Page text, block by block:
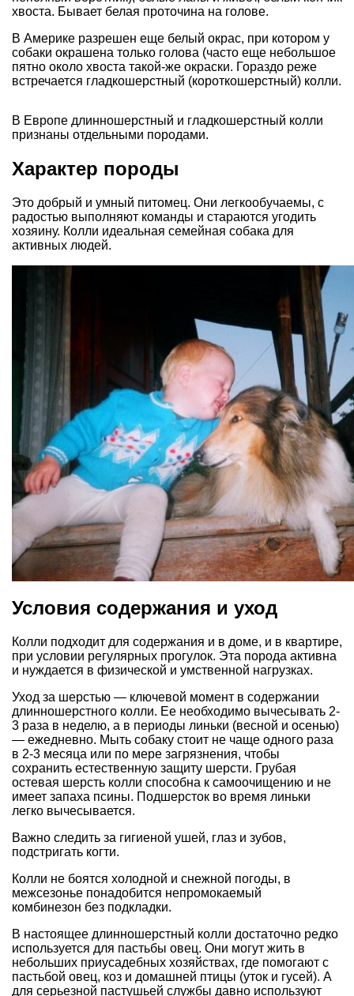
хвоста. Бывает белая проточина на голове.
В Америке разрешен еще белый окрас, при котором у
собаки окрашена только голова (часто еще небольшое
пятно около хвоста такой-же окраски. Гораздо реже
встречается гладкошерстный (короткошерстный) колли.
В Европе длинношерстный и гладкошерстный колли
признаны отдельными породами.
Характер породы
Это добрый и умный питомец. Они легкообучаемы, с
радостью выполняют команды и стараются угодить
хозяину. Колли идеальная семейная собака для
активных людей.
Условия содержания и уход
Колли подходит для содержания и в доме, и в квартире,
при условии регулярных прогулок. Эта порода активна
и нуждается в физической и умственной нагрузках.
Уход за шерстью — ключевой момент в содержании
длинношерстного колли. Ее необходимо вычесывать 2-
3 раза в неделю, а в периоды линьки (весной и осенью)
— ежедневно. Мыть собаку стоит не чаще одного раза
в 2-3 месяца или по мере загрязнения, чтобы
сохранить естественную защиту шерсти. Грубая
остевая шерсть колли способна к самоочищению и не
имеет запаха псины. Подшерсток во время линьки
легко вычесывается.
Важно следить за гигиеной ушей, глаз и зубов,
подстригать когти.
Колли не боятся холодной и снежной погоды, в
межсезонье понадобится непромокаемый
комбинезон без подкладки.
В настоящее длинношерстный колли достаточно редко
используется для пастьбы овец. Они могут жить в
небольших приусадебных хозяйствах, где помогают с
пастьбой овец, коз и домашней птицы (уток и гусей). А
для серьезной пастушьей службы давно используют